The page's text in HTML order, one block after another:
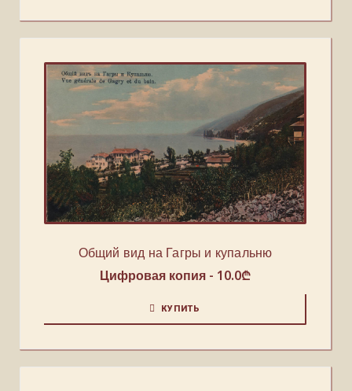
Общий вид на Гагры и купальню
Цифровая копия - 10.0₾
КУПИТЬ